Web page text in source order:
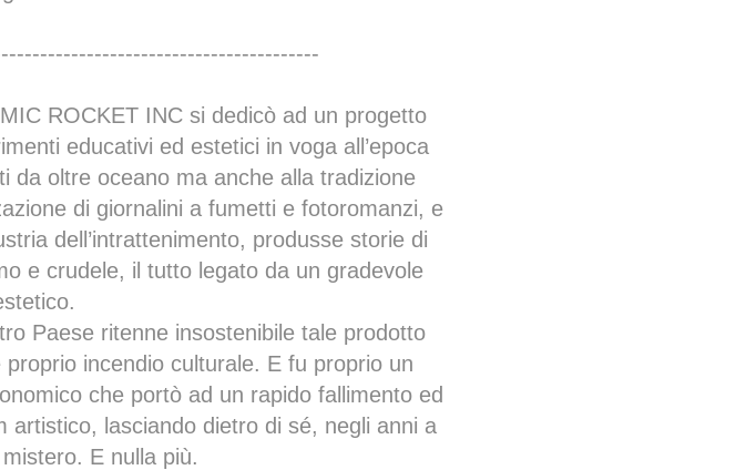
ROCKET INC si dedicò ad un progetto
educativi ed estetici in voga all’epoca
da oltre oceano ma anche alla tradizione
di giornalini a fumetti e fotoromanzi, e
dell’intrattenimento, produsse storie di
e crudele, il tutto legato da un gradevole
Paese ritenne insostenibile tale prodotto
incendio culturale. E fu proprio un
che portò ad un rapido fallimento ed
artistico, lasciando dietro di sé, negli anni a
E nulla più.